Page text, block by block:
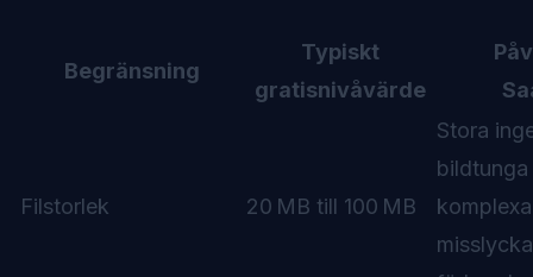
Begränsning
Typiskt
gratisnivåvärde
Filstorlek 20 MB till 100 MB
Stora
bildtunga